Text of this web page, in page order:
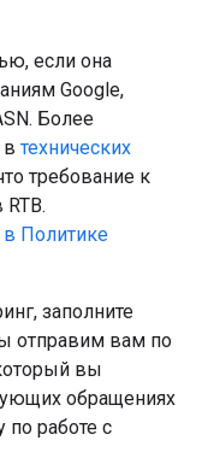
если она
Google,
Более
технических
требование к
в Политике
заполните
отправим вам по
вы
обращениях
работе с